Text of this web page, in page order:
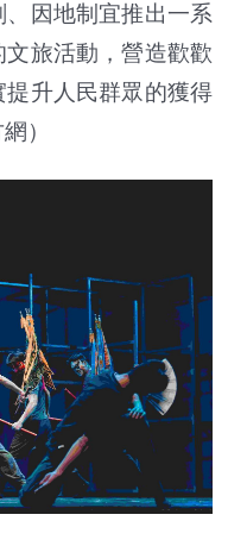
因地制宜推出一系
旅活動，營造歡歡
升人民群眾的獲得
）